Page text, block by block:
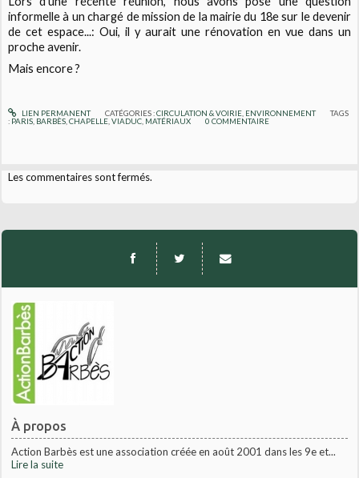
À propos
Action Barbès est une association créée en août 2001 dans les 9e et...
Lire la suite
informelle à un chargé de mission de la mairie du 18e sur le devenir
de cet espace...: Oui, il y aurait une rénovation en vue dans un
proche avenir.
Mais encore ?
LIEN PERMANENT CATÉGORIES :CIRCULATION & VOIRIE, ENVIRONNEMENT
TAGS
: PARIS, BARBÈS,CHAPELLE,VIADUC, MATÉRIAUX 0 COMMENTAIRE
Les commentaires sont fermés.